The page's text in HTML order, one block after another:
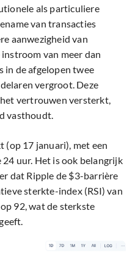
als particuliere
van transacties
aanwezigheid van
van meer dan
in de afgelopen twee
vergroot. Deze
vertrouwen versterkt,
vasthoudt.
(op 17 januari), met een
uur. Het is ook belangrijk
dat Ripple de $3-barrière
sterkte-index (RSI) van
92, wat de sterkste